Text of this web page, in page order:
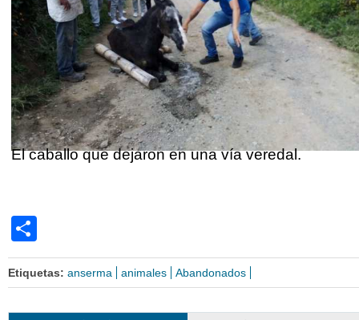
El caballo que dejaron en una vía veredal.
Etiquetas: anserma animales Abandonados